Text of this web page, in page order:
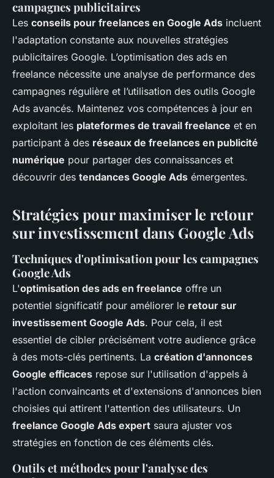
campagnes publicitaires
Les conseils pour freelances en Google Ads incluent
l'adaptation constante aux nouvelles stratégies
publicitaires Google. L’optimisation des ads en
freelance nécessite une analyse de performance des
campagnes régulière et l’utilisation des outils Google
Ads avancés. Maintenez vos compétences à jour en
exploitant les plateformes de travail freelance et en
participant à des réseaux de freelances en publicité
numérique pour partager des connaissances et
découvrir des tendances Google Ads émergentes.
Stratégies pour maximiser le retour
sur investissement dans Google Ads
Techniques d'optimisation pour les campagnes
Google Ads
L'optimisation des ads en freelance offre un
potentiel significatif pour améliorer le retour sur
investissement Google Ads. Pour cela, il est
essentiel de cibler précisément votre audience grâce
à des mots-clés pertinents. La création d'annonces
Google efficaces repose sur l'utilisation d'appels à
l'action convaincants et d'extensions d'annonces bien
choisies qui attirent l'attention des utilisateurs. Un
freelance Google Ads expert saura ajuster vos
stratégies en fonction de ces éléments clés.
Outils et méthodes pour l'analyse des